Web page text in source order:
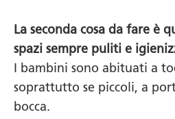
La seconda cosa da fare è
spazi sempre puliti e
I bambini sono abituati a
soprattutto se piccoli, a
bocca.